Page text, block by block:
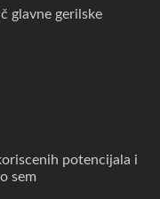
glavne gerilske
potencijala i
sem